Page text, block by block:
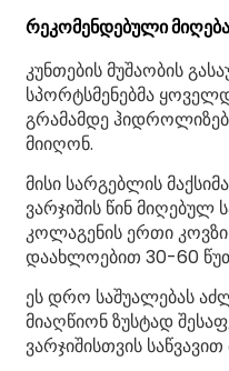
რეკომენდებული
კუნთების მუშაობის
სპორტსმენებმა
გრამამდე
მიიღონ.
მისი სარგებლის
ვარჯიშის წინ მიღებულ
კოლაგენის ერთი
დაახლოებით 30-60
ეს დრო საშუალებას
მიაღწიონ ზუსტად
ვარჯიშისთვის